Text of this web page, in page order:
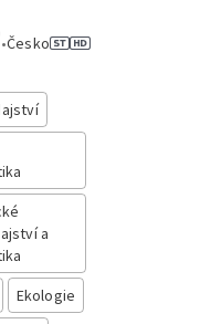
•Česko
a
Ekologie